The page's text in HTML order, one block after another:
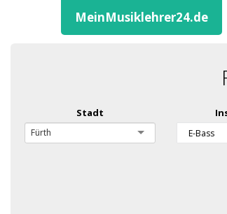
MeinMusiklehrer24.de
Stadt
Fürth